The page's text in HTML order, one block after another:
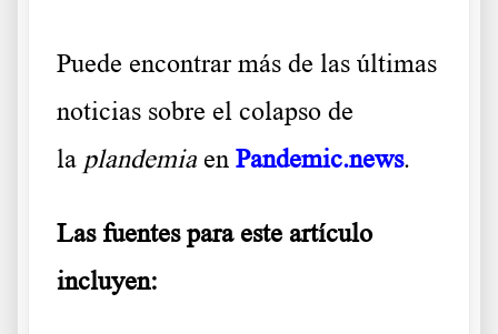
Puede encontrar más de las últimas
noticias sobre el colapso de
la plandemia en Pandemic.news.
Las fuentes para este artículo
incluyen: